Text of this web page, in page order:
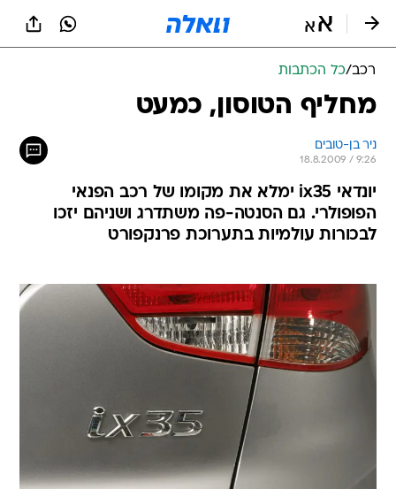
רכב/כל הכתבות
מחליף הטוסון, כמעט
ניר בן-טובים
18.8.2009 / 9:26
יונדאי ix35 ימלא את מקומו של רכב הפנאי
הפופולרי. גם הסנטה-פה משתדרג ושניהם יזכו
לבכורות עולמיות בתערוכת פרנקפורט